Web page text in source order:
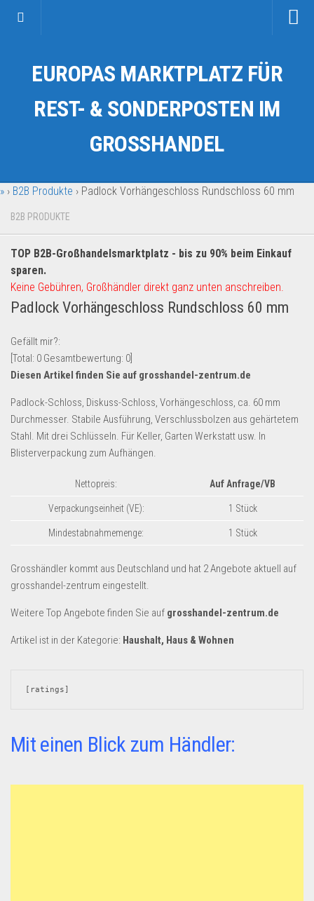
Kategorien
Auto & Motorrad
Fahrzeuge & Transport
Garten & Werkzeug
Geschäft, Büro & Schreibwaren
Geschenkartikel
Handy und Smartphone
Kosmetik & Pflege
Multimedia & Elektro
Münzen
Spielzeug & Games
Schuhe & Accessoires
Sport & Freizeit
Wohnen & Einrichten
Restposten-Angebote
Restposten für Privatpersonen
eBay Restposten kaufen
Sonderposten-Angebote
Saison & Eventprodkte
Lidl
EUROPAS MARKTPLATZ FÜR
REST- & SONDERPOSTEN IM
GROSSHANDEL
» › B2B Produkte › Padlock Vorhängeschloss Rundschloss 60 mm
B2B PRODUKTE
TOP B2B-Großhandelsmarktplatz - bis zu 90% beim Einkauf
sparen.
Keine Gebühren, Großhändler direkt ganz unten anschreiben.
Padlock Vorhängeschloss Rundschloss 60 mm
Gefällt mir?:
[Total: 0 Gesamtbewertung: 0
Diesen Artikel finden Sie auf grosshandel-zentrum.de
Padlock-Schloss, Diskuss-Schloss, Vorhängeschloss, ca. 60 mm
Durchmesser. Stabile Ausführung, Verschlussbolzen aus gehärtetem
Stahl. Mit drei Schlüsseln. Für Keller, Garten Werkstatt usw. In
Blisterverpackung zum Aufhängen.
Nettopreis: Auf Anfrage/VB
Verpackungseinheit (VE): 1 Stück
Mindestabnahmemenge: 1 Stück
Grosshändler kommt aus Deutschland und hat 2 Angebote aktuell auf
grosshandel-zentrum eingestellt.
Weitere Top Angebote finden Sie auf grosshandel-zentrum.de
Artikel ist in der Kategorie: Haushalt, Haus & Wohnen
[ratings]
Mit einen Blick zum Händler: